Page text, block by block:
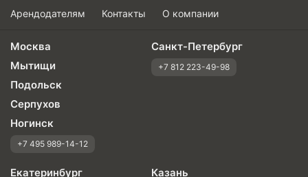
Арендодателям Контакты О компании
Москва
Мытищи
Подольск
Серпухов
Ногинск
+7 495 989-14-12
Санкт-Петербург
+7 812 223-49-98
Екатеринбург Казань